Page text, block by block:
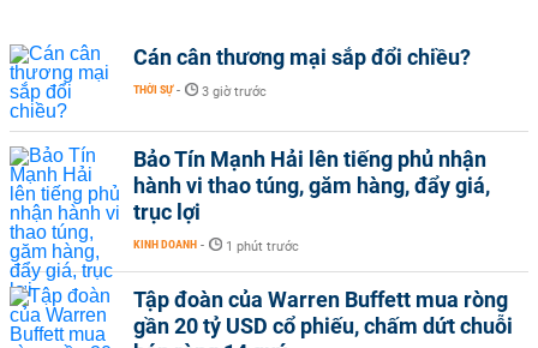
Cán cân thương mại sắp đổi chiều?
THỜI SỰ - 3 giờ trước
Bảo Tín Mạnh Hải lên tiếng phủ nhận
hành vi thao túng, găm hàng, đẩy giá,
trục lợi
KINH DOANH - 1 phút trước
Tập đoàn của Warren Buffett mua ròng
gần 20 tỷ USD cổ phiếu, chấm dứt chuỗi